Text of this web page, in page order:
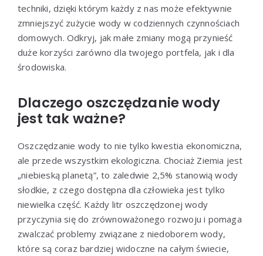
techniki, dzięki którym każdy z nas może efektywnie
zmniejszyć zużycie wody w codziennych czynnościach
domowych. Odkryj, jak małe zmiany mogą przynieść
duże korzyści zarówno dla twojego portfela, jak i dla
środowiska.
Dlaczego oszczędzanie wody
jest tak ważne?
Oszczędzanie wody to nie tylko kwestia ekonomiczna,
ale przede wszystkim ekologiczna. Chociaż Ziemia jest
„niebieską planetą”, to zaledwie 2,5% stanowią wody
słodkie, z czego dostępna dla człowieka jest tylko
niewielka część. Każdy litr oszczędzonej wody
przyczynia się do zrównoważonego rozwoju i pomaga
zwalczać problemy związane z niedoborem wody,
które są coraz bardziej widoczne na całym świecie,